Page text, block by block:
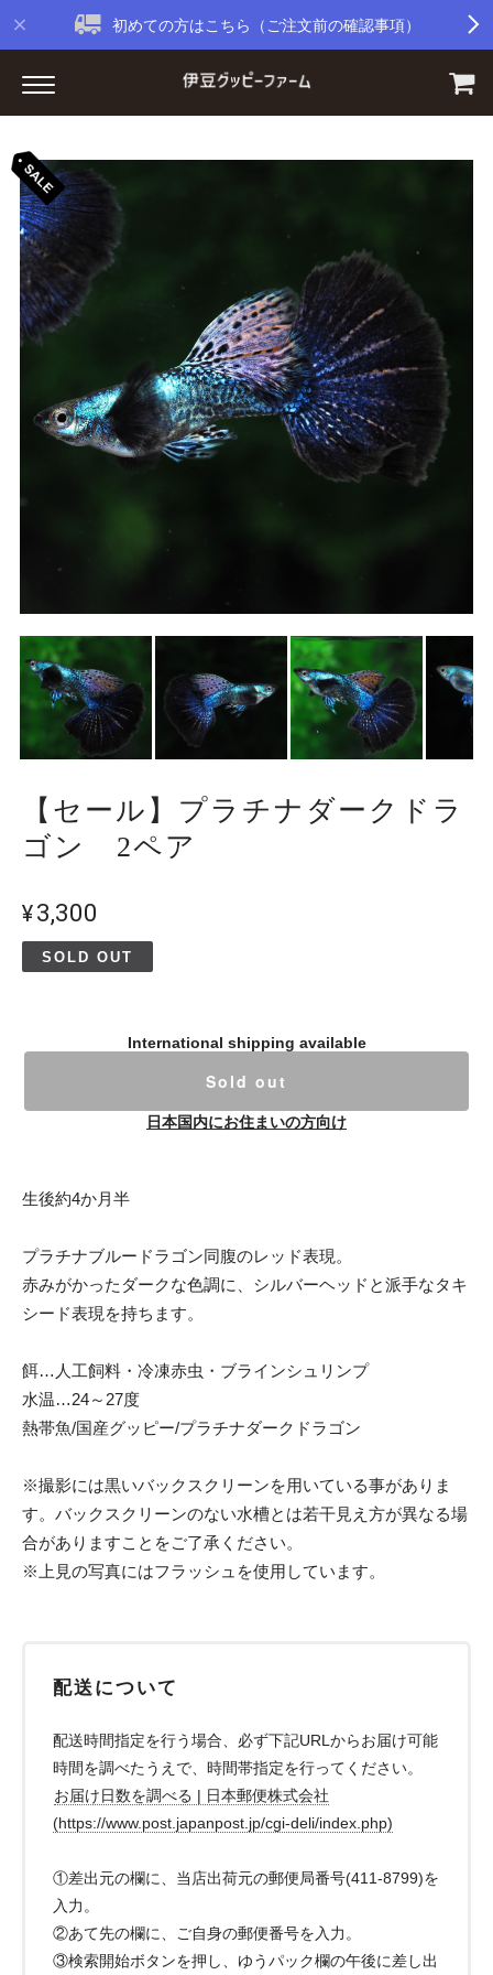
初めての方はこちら（ご注文前の確認事項）
【セール】プラチナダークドラ
ゴン 2ペア
¥3,300
SOLD OUT
International shipping available
Sold out
日本国内にお住まいの方向け
生後約4か月半
プラチナブルードラゴン同腹のレッド表現。
赤みがかったダークな色調に、シルバーヘッドと派手なタキ
シード表現を持ちます。
餌…人工飼料・冷凍赤虫・ブラインシュリンプ
水温…24～27度
熱帯魚/国産グッピー/プラチナダークドラゴン
※撮影には黒いバックスクリーンを用いている事がありま
す。バックスクリーンのない水槽とは若干見え方が異なる場
合がありますことをご了承ください。
※上見の写真にはフラッシュを使用しています。
配送について
配送時間指定を行う場合、必ず下記URLからお届け可能
時間を調べたうえで、時間帯指定を行ってください。
お届け日数を調べる | 日本郵便株式会社
(https://www.post.japanpost.jp/cgi-deli/index.php)
①差出元の欄に、当店出荷元の郵便局番号(411-8799)を
入力。
②あて先の欄に、ご自身の郵便番号を入力。
③検索開始ボタンを押し、ゆうパック欄の午後に差し出